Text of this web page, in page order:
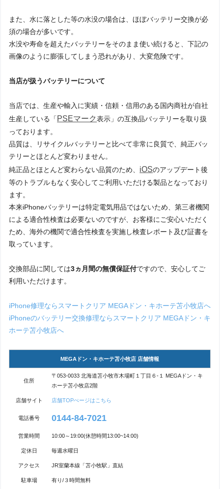
また、水に落とした等の水没の場合は、ほぼバッテリー交換が必
須の場合が多いです。
水没や寿命を超えたバッテリーをそのまま使い続けると、下記の
画像のように膨張してしまう恐れがあり、大変危険です。
当店が扱うバッテリーについて
当店では、生産や輸入に実績・信頼・信用のある国内商社が自社
生産している「 PSEマーク表示」の互換品バッテリーを取り扱
っております。
品質は、リサイクルバッテリーと比べて非常に良質で、純正バッ
テリーとほとんど変わりません。
純正品とほとんど変わらない品質のため、 iOSのアップデート後
等のトラブルもなく安心してご利用いただける製品となっており
ます。
本来iPhoneバッテリーは特定電気用品ではないため、第三者機関
による適合性検査は必要ないのですが、お客様にご安心いただく
ため、海外の機関で適合性検査を実施し検査レポート及び証書を
取っています。
交換部品に関しては3ヵ月間の無償保証付ですので、安心してご
利用いただけます。
iPhone修理ならスマートクリア MEGAドン・キホーテ苫小牧店へ
iPhoneのバッテリー交換修理ならスマートクリア MEGAドン・キ
ホーテ苫小牧店へ
MEGAドン・キホーテ苫小牧店 店舗情報
住所
〒053-0033 北海道苫小牧市木場町１丁目６-１ MEGAドン・キ
ホーテ苫小牧店2階
店舗サイト 店舗TOPぺージはこちら
電話番号 0144-84-7021
営業時間 10:00～19:00(休憩時間13:00~14:00)
定休日 毎週水曜日
アクセス JR室蘭本線「苫小牧駅」直結
駐車場 有り/３時間無料